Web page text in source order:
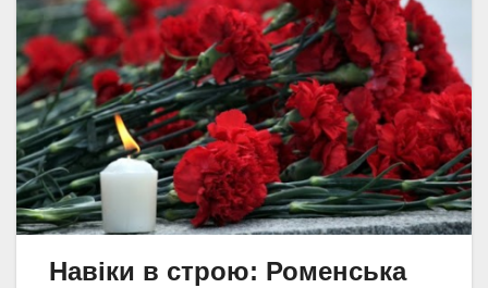
Навіки в строю: Роменська